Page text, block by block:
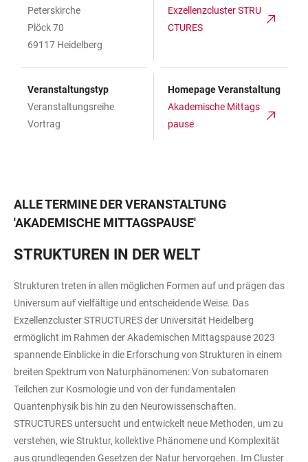
Peterskirche
Plöck 70
69117 Heidelberg
Exzellenzcluster STRU
CTURES
Veranstaltungstyp
Veranstaltungsreihe
Vortrag
Homepage Veranstaltung
Akademische Mittags
pause
ALLE TERMINE DER VERANSTALTUNG
'AKADEMISCHE MITTAGSPAUSE'
STRUKTUREN IN DER WELT
Strukturen treten in allen möglichen Formen auf und prägen das
Universum auf vielfältige und entscheidende Weise. Das
Exzellenzcluster STRUCTURES der Universität Heidelberg
ermöglicht im Rahmen der Akademischen Mittagspause 2023
spannende Einblicke in die Erforschung von Strukturen in einem
breiten Spektrum von Naturphänomenen: Von subatomaren
Teilchen zur Kosmologie und von der fundamentalen
Quantenphysik bis hin zu den Neurowissenschaften.
STRUCTURES untersucht und entwickelt neue Methoden, um zu
verstehen, wie Struktur, kollektive Phänomene und Komplexität
aus grundlegenden Gesetzen der Natur hervorgehen. Im Cluster